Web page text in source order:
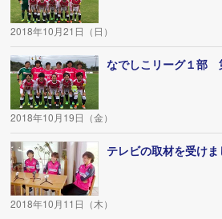
2018年10月21日（日）
なでしこリーグ１部
2018年10月19日（金）
テレビの取材を受けま
2018年10月11日（木）